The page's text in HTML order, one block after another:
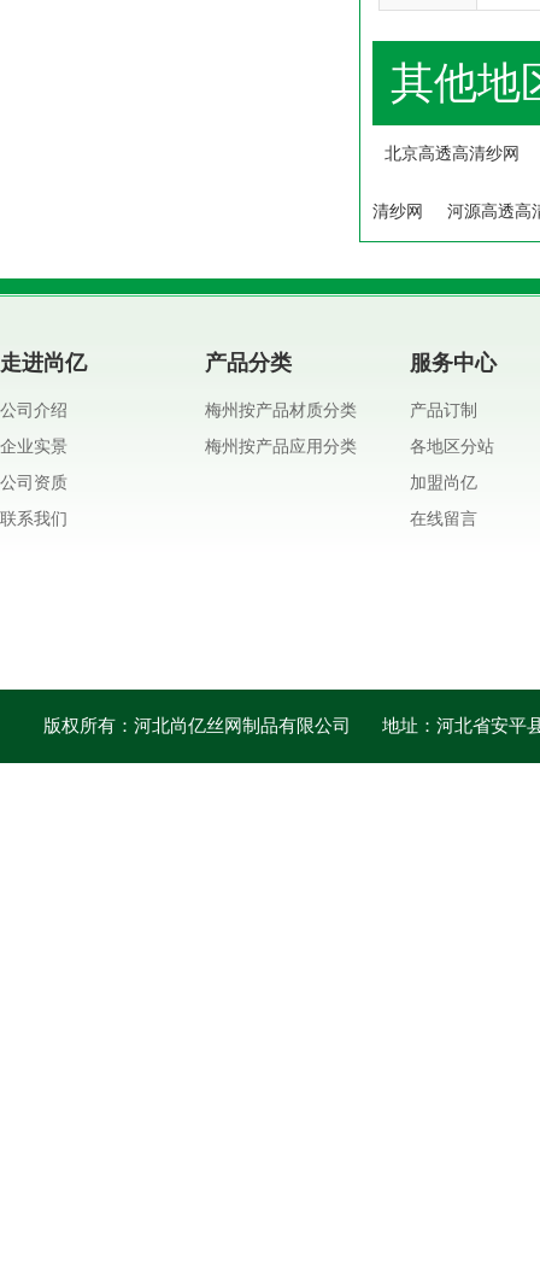
其他地
北京高透高清纱网
清纱网 河源高透高
走进尚亿
公司介绍
企业实景
公司资质
联系我们
产品分类
梅州按产品材质分类
梅州按产品应用分类
服务中心
产品订制
各地区分站
加盟尚亿
在线留言
版权所有：河北尚亿丝网制品有限公司 地址：河北省安平